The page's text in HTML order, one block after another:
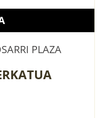
PLAZA